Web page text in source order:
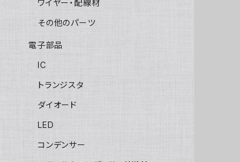
ワイヤー・配線材
その他のパーツ
電子部品
IC
トランジスタ
ダイオード
LED
コンデンサー